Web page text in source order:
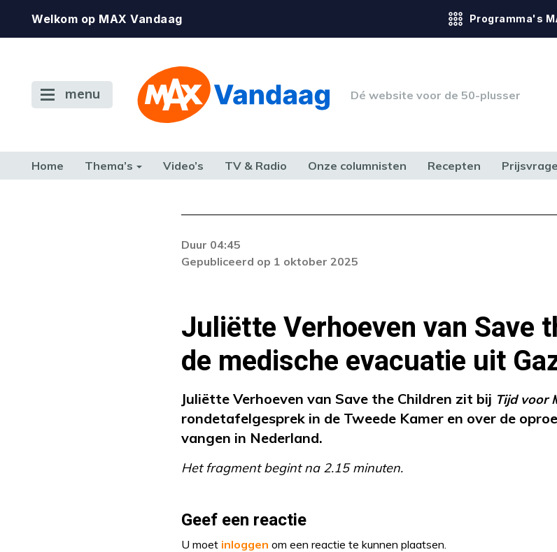
Welkom op MAX Vandaag Programma's
menu Dé website voor de 50-plusser
Home Thema’s Video’s TV & Radio Onze columnisten Recepten
Er is een licentie-fout opgetreden. Als het probleem
zich blijft voordoen, neem dan contact op met onze
Duur 04:45
Gepubliceerd op 1 oktober 2025
Juliëtte Verhoeven van Save
de medische evacuatie uit
Juliëtte Verhoeven van Save the Children zit bij Tijd voor
rondetafelgesprek in de Tweede Kamer en over de
vangen in Nederland.
Het fragment begint na 2.15 minuten.
Geef een reactie
U moet inloggen om een reactie te kunnen plaatsen.